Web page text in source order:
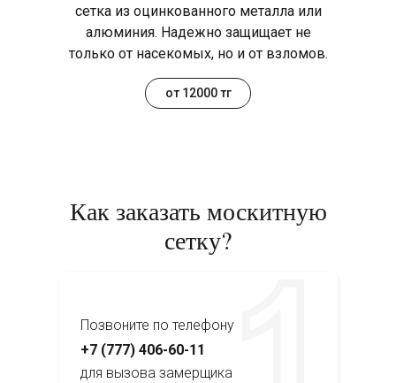
сетка из оцинкованного металла или
алюминия. Надежно защищает не
только от насекомых, но и от взломов.
от 12000 тг
Как заказать москитную
сетку?
Позвоните по телефону
+7 (777) 406-60-11
для вызова замерщика